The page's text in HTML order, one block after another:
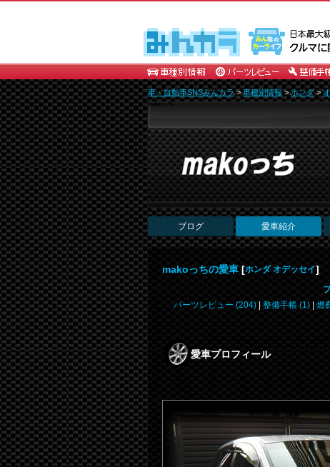
車・自動車SNSみんカラ>車種別情報>ホンダ>
makoっち
ブログ 愛車紹介
makoっちの愛車 [ホンダ オデッセイ]
パーツレビュー (204)| 整備手帳 (1)| 燃
愛車プロフィール